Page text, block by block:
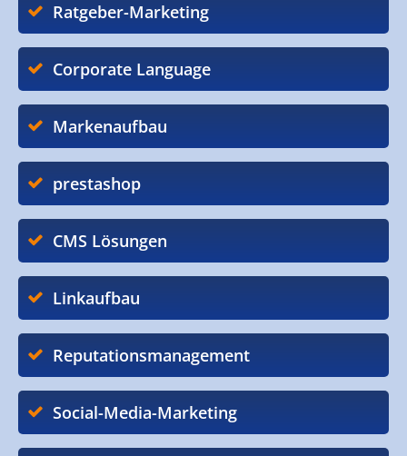
Ratgeber-Marketing
Corporate Language
Markenaufbau
prestashop
CMS Lösungen
Linkaufbau
Reputationsmanagement
Social-Media-Marketing